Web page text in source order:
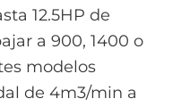
12.5HP de
a 900, 1400 o
modelos
de 4m3/min a